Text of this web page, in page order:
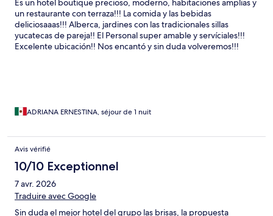
Es un hotel boutique precioso, moderno, habitaciones amplias y
un restaurante con terraza!!! La comida y las bebidas
deliciosaaas!!! Alberca, jardines con las tradicionales sillas
yucatecas de pareja!! El Personal super amable y servíciales!!!
Excelente ubicación!! Nos encantó y sin duda volveremos!!!
ADRIANA ERNESTINA, séjour de 1 nuit
Avis vérifié
10/10 Exceptionnel
7 avr. 2026
Traduire avec Google
Sin duda el mejor hotel del grupo las brisas, la propuesta